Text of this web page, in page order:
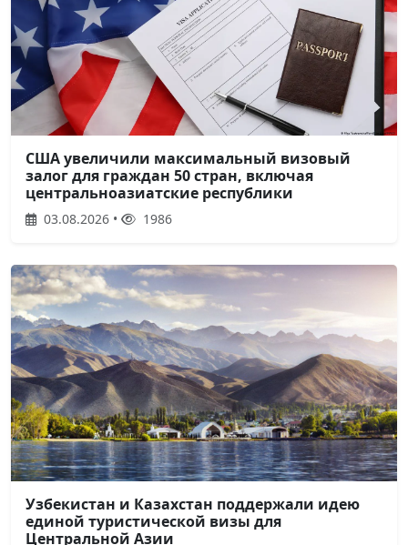
США увеличили максимальный визовый
залог для граждан 50 стран, включая
центральноазиатские республики
03.08.2026 • 1986
Узбекистан и Казахстан поддержали идею
единой туристической визы для
Центральной Азии